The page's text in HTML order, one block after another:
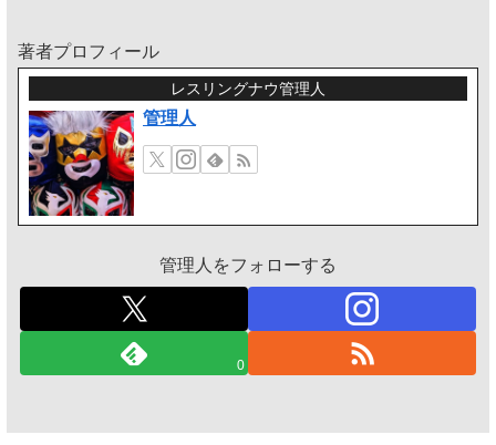
著者プロフィール
レスリングナウ管理人
管理人
管理人をフォローする
0